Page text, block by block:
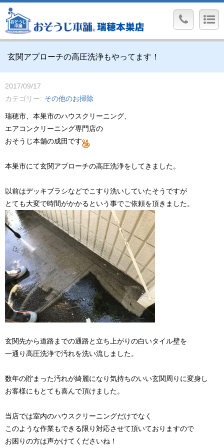
玄関アプローチの高圧洗浄もやってます！
2017/09/17
カテゴリー
その他のお掃除
瑞穂市、本巣市のハウスクリーニング、
エアコンクリーニング専門店の
おそうじ本舗の成田です
本巣市にて玄関アプローチの高圧洗浄をしてきました。
以前はデッキブラシなどでこすり洗いしていたそうですが
とても大変で時間がかかるという事でご依頼を頂きました。
玄関先から道路までの通路と立ち上がりの白いタイル壁を
一通り高圧洗浄で汚れを洗い流しました。
数年の貯まった汚れが綺麗になり気持ちのいい玄関周りに変身し
お客様にもとても喜んで頂けました。
当店では室内のハウスクリーニングだけでなく
このような作業もできる限り対応させて頂いておりますので
お困りの方は声かけてくださいね！